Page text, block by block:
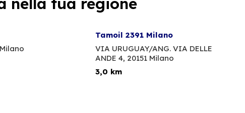
Tamoil 2391 Milano
VIA URUGUAY/ANG. VIA DELLE
ANDE 4, 20151 Milano
3,0 km